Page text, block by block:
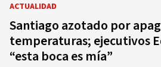
ACTUALIDAD
Santiago azotado por
temperaturas; ejecutivos
“esta boca es mía”